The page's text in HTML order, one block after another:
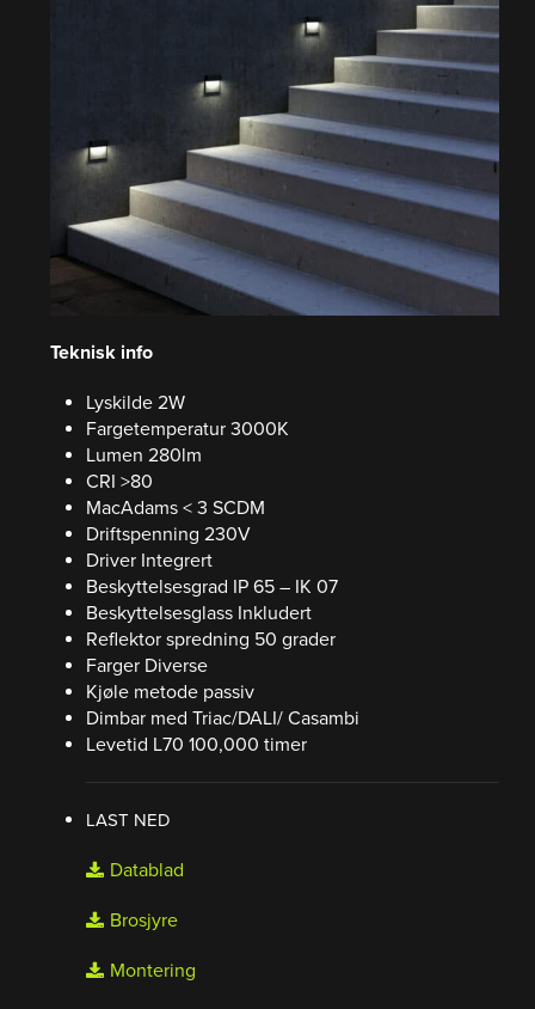
Teknisk info
Lyskilde 2W
Fargetemperatur 3000K
Lumen 280lm
CRI >80
MacAdams < 3 SCDM
Driftspenning 230V
Driver Integrert
Beskyttelsesgrad IP 65 – IK 07
Beskyttelsesglass Inkludert
Reflektor spredning 50 grader
Farger Diverse
Kjøle metode passiv
Dimbar med Triac/DALI/ Casambi
Levetid L70 100,000 timer
LAST NED
Datablad
Brosjyre
Montering